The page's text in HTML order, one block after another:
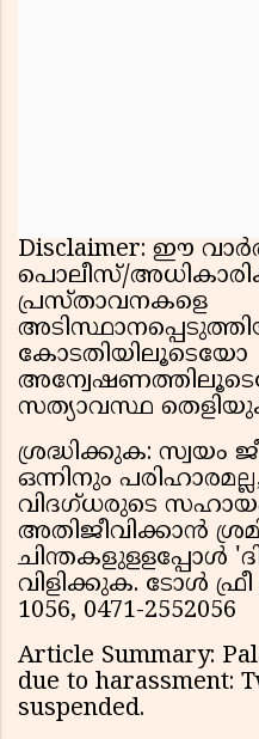
Disclaimer: ഈ
പൊലീസ്/
പ്രസ്താവനകളെ
കോടതിയിലൂടെയോ
സത്യാവസ്ഥ
ശ്രദ്ധിക്കുക: സ്വയം
ഒന്നിനും
വിദഗ്ധരുടെ
അതിജീവിക്കാന്‍
ചിന്തകളുളളപ്പോള്‍
വിളിക്കുക. ടോൾ
1056, 0471-2552056
Article Summary:
due to harassment:
suspended.